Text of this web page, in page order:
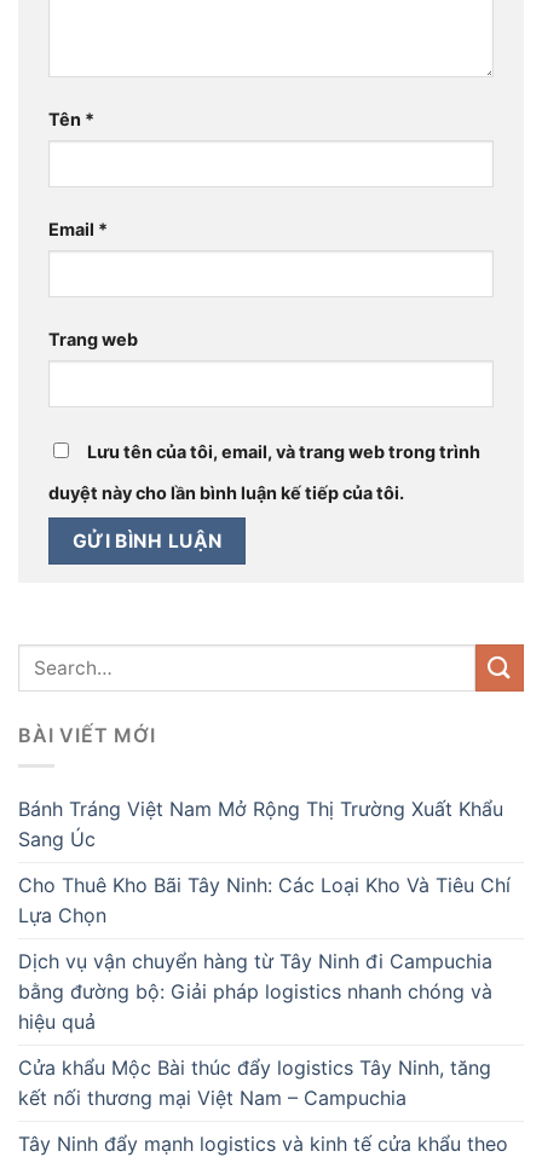
Tên *
Email *
Trang web
Lưu tên của tôi, email, và trang web trong trình
duyệt này cho lần bình luận kế tiếp của tôi.
BÀI VIẾT MỚI
Bánh Tráng Việt Nam Mở Rộng Thị Trường Xuất Khẩu
Sang Úc
Cho Thuê Kho Bãi Tây Ninh: Các Loại Kho Và Tiêu Chí
Lựa Chọn
Dịch vụ vận chuyển hàng từ Tây Ninh đi Campuchia
bằng đường bộ: Giải pháp logistics nhanh chóng và
hiệu quả
Cửa khẩu Mộc Bài thúc đẩy logistics Tây Ninh, tăng
kết nối thương mại Việt Nam – Campuchia
Tây Ninh đẩy mạnh logistics và kinh tế cửa khẩu theo